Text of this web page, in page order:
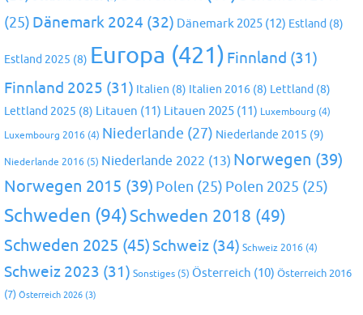
(25) Dänemark 2024 (32) Dänemark 2025 (12) Estland (8)
Estland 2025 (8) Europa (421) Finnland (31)
Finnland 2025 (31) Italien (8) Italien 2016 (8) Lettland (8)
Lettland 2025 (8) Litauen (11) Litauen 2025 (11) Luxembourg (4)
Luxembourg 2016 (4) Niederlande (27) Niederlande 2015 (9)
Niederlande 2016 (5) Niederlande 2022 (13) Norwegen (39)
Norwegen 2015 (39) Polen (25) Polen 2025 (25)
Schweden (94)Schweden 2018 (49)
Schweden 2025 (45)Schweiz (34) Schweiz 2016 (4)
Schweiz 2023 (31) Sonstiges (5) Österreich (10) Österreich 2016
(7) Österreich 2026 (3)